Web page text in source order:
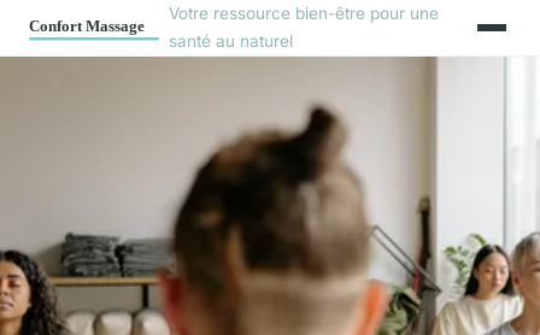
Votre ressource bien-être pour une
santé au naturel